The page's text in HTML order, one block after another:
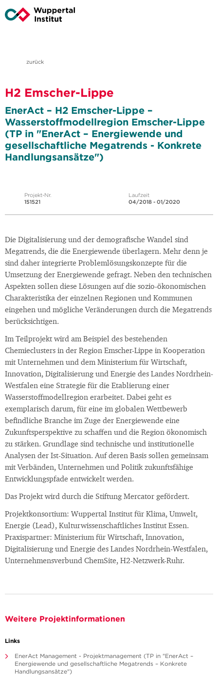
zurück
H2 Emscher-Lippe
EnerAct – H2 Emscher-Lippe –
Wasserstoffmodellregion Emscher-Lippe
(TP in "EnerAct – Energiewende und
gesellschaftliche Megatrends - Konkrete
Handlungsansätze")
Projekt-Nr.
151521
Laufzeit
04/2018 - 01/2020
Die Digitalisierung und der demografische Wandel sind
Megatrends, die die Energiewende überlagern. Mehr denn je
sind daher integrierte Problemlösungskonzepte für die
Umsetzung der Energiewende gefragt. Neben den technischen
Aspekten sollen diese Lösungen auf die sozio-ökonomischen
Charakteristika der einzelnen Regionen und Kommunen
eingehen und mögliche Veränderungen durch die Megatrends
berücksichtigen.
Im Teilprojekt wird am Beispiel des bestehenden
Chemieclusters in der Region Emscher-Lippe in Kooperation
mit Unternehmen und dem Ministerium für Wirtschaft,
Innovation, Digitalisierung und Energie des Landes Nordrhein-
Westfalen eine Strategie für die Etablierung einer
Wasserstoffmodellregion erarbeitet. Dabei geht es
exemplarisch darum, für eine im globalen Wettbewerb
befindliche Branche im Zuge der Energiewende eine
Zukunftsperspektive zu schaffen und die Region ökonomisch
zu stärken. Grundlage sind technische und institutionelle
Analysen der Ist-Situation. Auf deren Basis sollen gemeinsam
mit Verbänden, Unternehmen und Politik zukunftsfähige
Entwicklungspfade entwickelt werden.
Das Projekt wird durch die Stiftung Mercator gefördert.
Projektkonsortium: Wuppertal Institut für Klima, Umwelt,
Energie (Lead), Kulturwissenschaftliches Institut Essen.
Praxispartner: Ministerium für Wirtschaft, Innovation,
Digitalisierung und Energie des Landes Nordrhein-Westfalen,
Unternehmensverbund ChemSite, H2-Netzwerk-Ruhr.
Weitere Projektinformationen
Links
EnerAct Management - Projektmanagement (TP in "EnerAct –
Energiewende und gesellschaftliche Megatrends – Konkrete
Handlungsansätze")